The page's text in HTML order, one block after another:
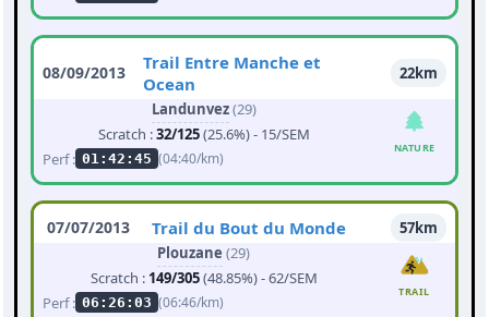
08/09/2013
Trail Entre Manche et
Ocean
22km
Landunvez(29)
Scratch :32/125(25.6%) - 15/SEM
Perf : 01:42:45 (04:40/km)
NATURE
07/07/2013 Trail du Bout du Monde
57km
Plouzane (29)
Scratch : 149/305(48.85%) - 62/SEM
Perf : 06:26:03 (06:46/km)
TRAIL